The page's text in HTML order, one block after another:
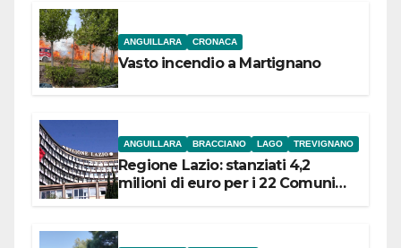
ANGUILLARA CRONACA
Vasto incendio a Martignano
ANGUILLARA BRACCIANO LAGO TREVIGNANO
Regione Lazio: stanziati 4,2
milioni di euro per i 22 Comuni